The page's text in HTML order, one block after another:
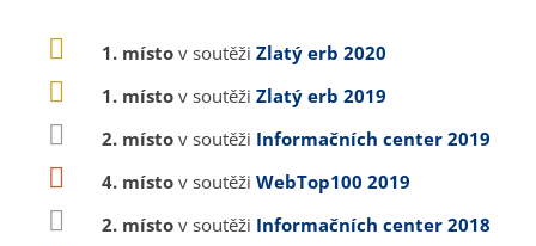
1. místo v soutěži Zlatý erb 2020
1. místo v soutěži Zlatý erb 2019
2. místo v soutěži Informačních center 2019
4. místo v soutěži WebTop100 2019
2. místo v soutěži Informačních center 2018